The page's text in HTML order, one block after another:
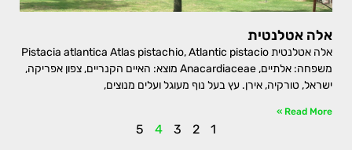
אלה אטלנטית
אלה אטלנטית Pistacia atlantica Atlas pistachio, Atlantic pistacio
משפחה: אלתיים, Anacardiaceae מוצא: האיים הקנריים, צפון אפריקה,
ישראל, טורקיה, אירן. עץ בעל נוף מעוגל ועלים מנוצים,
Read More »
1
2
3
4
5